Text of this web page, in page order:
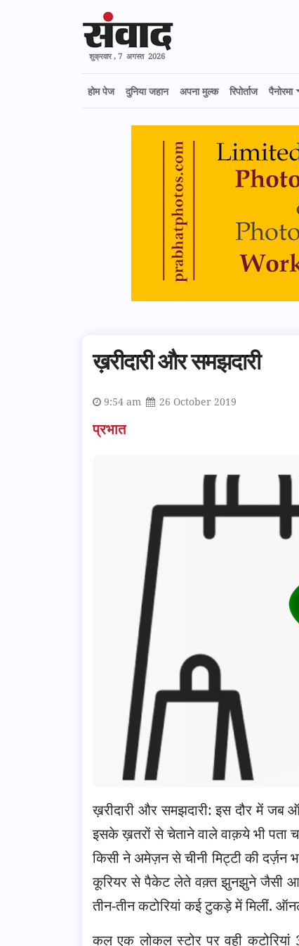
शुक्रवार , 7 अगस्त 2026
होम पेज दुनिया जहान अपना मुल्क रिपोर्ताज पैनोरमा
ख़रीदारी और समझदारी
9:54 am 26 October 2019
प्रभात
ख़रीदारी और समझदारी: इस दौर में जब
इसके ख़तरों से चेताने वाले वाक़ये भी पता
किसी ने अमेज़न से चीनी मिट्टी की दर्ज़न
कूरियर से पैकेट लेते वक़्त झुनझुने जैसी
तीन-तीन कटोरियां कई टुकड़े में मिलीं.
कल एक लोकल स्टोर पर वही कटोरियां